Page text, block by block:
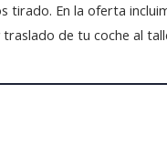
tirado. En la oferta
traslado de tu coche al